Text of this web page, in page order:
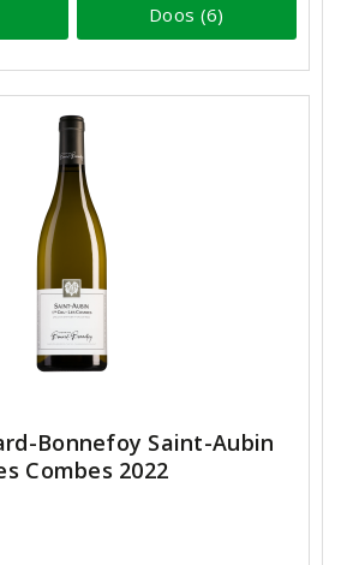
Doos (6)
Bonnefoy Saint-Aubin
Combes 2022